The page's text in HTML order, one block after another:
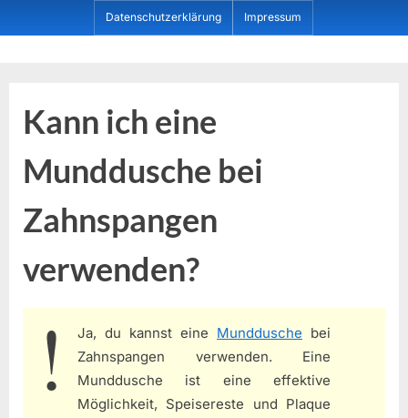
to
Datenschutzerklärung Impressum
Kann ich eine
Munddusche bei
Zahnspangen
verwenden?
Ja, du kannst eine Munddusche bei
Zahnspangen verwenden. Eine
Munddusche ist eine effektive
Möglichkeit, Speisereste und Plaque